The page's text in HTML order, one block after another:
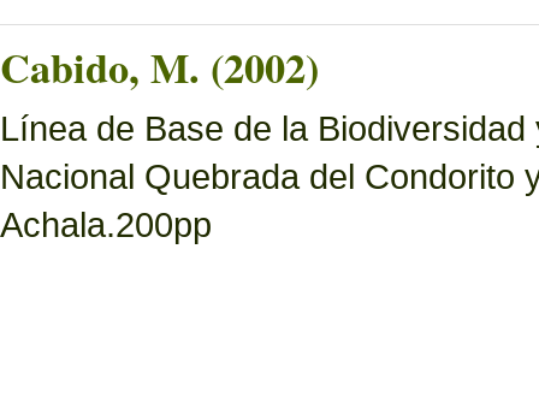
Cabido, M. (2002)
Línea de Base de la
Nacional Quebrada del Condorito
Achala.200pp